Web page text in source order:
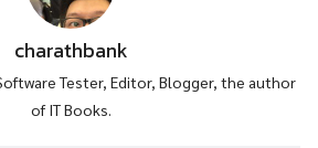
charathbank
Tester, Editor, Blogger, the author
of IT Books.